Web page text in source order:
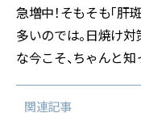
急増中！そもそも「肝
多いのでは。日焼け
な今こそ、ちゃんと知
関連記事